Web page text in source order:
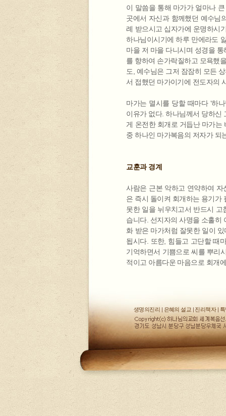
이 말씀을 통해 마가가 얼마나
곳에서 자신과 함께했던 예수님
례 받으시고 십자가에 운명하시
하나님이시기에 하루 만에라도
마을 저 마을 다니시며 성경을
를 향하여 손가락질하고 모욕했
도, 예수님은 그저 잠잠히 모든
서 접했던 마가이기에 전도자의
마가는 멸시를 당할 때마다 ‘하
이유가 없다. 하나님께서 당하신
게 온전한 회개로 거듭난 마가는
중 하나인 마가복음의 저자가 되
교훈과 경계
사람은 근본 악하고 연약하여
은 즉시 돌이켜 회개하는 용기가
못한 일을 뉘우치고서 반드시
습니다. 선지자의 사명을 소홀히
화 받은 마가처럼 잘못한 일이
됩시다. 또한, 힘들고 고단할 때
기억하면서 기쁨으로 씨를 뿌리
적이고 아름다운 마음으로 회개
생명의진리 | 은혜의 설교 |진리책자| 특